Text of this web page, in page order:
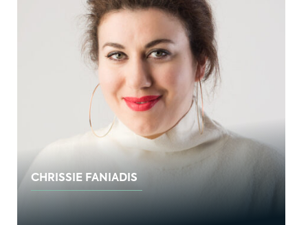
CHRISSIE FANIADIS